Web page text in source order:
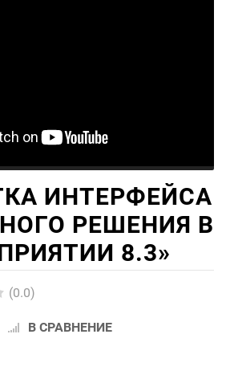
ИНТЕРФЕЙСА
РЕШЕНИЯ В
8.3»
(0.0)
В СРАВНЕНИЕ